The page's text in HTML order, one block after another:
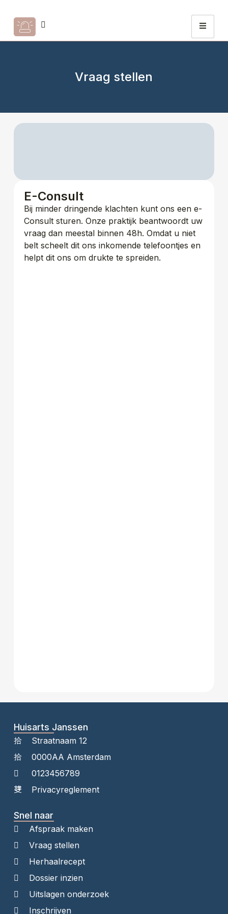
Vraag stellen
E-Consult
Bij minder dringende klachten kunt ons een e-
Consult sturen. Onze praktijk beantwoordt uw
vraag dan meestal binnen 48h. Omdat u niet
belt scheelt dit ons inkomende telefoontjes en
helpt dit ons om drukte te spreiden.
Huisarts Janssen
Straatnaam 12
0000AA Amsterdam
0123456789
Privacyreglement
Snel naar
Afspraak maken
Vraag stellen
Herhaalrecept
Dossier inzien
Uitslagen onderzoek
Inschrijven